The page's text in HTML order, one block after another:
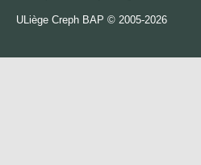
ULiège Creph BAP © 2005-2026